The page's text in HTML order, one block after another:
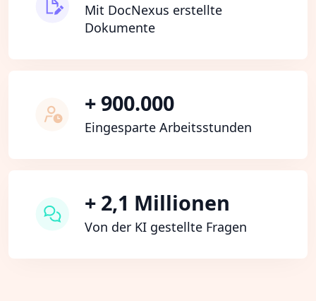
Mit DocNexus erstellte
Dokumente
+ 900.000
Eingesparte Arbeitsstunden
+ 2,1 Millionen
Von der KI gestellte Fragen